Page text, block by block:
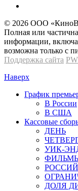
© 2026 OOО
Полная или
информации,
возможна только с
Поддержка сайта
Наверх
График
В России
В США
Кассовые
ДЕНЬ
УИК-
ДОЛЯ